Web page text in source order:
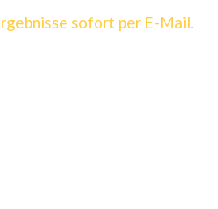
sofort per E-Mail.